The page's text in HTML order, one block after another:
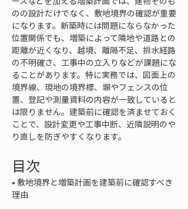
のの設計だけでなく、敷地境界の確認が重要
になります。新築時には問題にならなかった
位置関係でも、増築によって隣地や道路との
距離が近くなり、越境、離隔不足、排水経路
の不明確さ、工事中の立入りなどが課題にな
ることがあります。特に実務では、図面上の
境界線、現地の境界標、塀やフェンスの位
置、登記や測量資料の内容が一致していると
は限りません。建築前に確認を済ませておく
ことで、設計変更や工事中断、近隣説明のや
り直しを防ぎやすくなります。
目次
• 敷地境界と増築計画を建築前に確認すべき
理由